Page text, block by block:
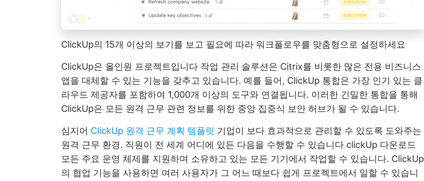
ClickUp의 15개 이상의 보기를 보고 필요에 따라 워크플로우를 맞춤형으로 설정하세요
ClickUp은 올인원 프로젝트입니다 작업 관리 솔루션은 Citrix를 비롯한 많은 전용 비즈니스
앱을 대체할 수 있는 기능을 갖추고 있습니다. 예를 들어, ClickUp 통합은 가장 인기 있는 클
라우드 제공자를 포함하여 1,000개 이상의 도구와 연결됩니다. 이러한 긴밀한 통합을 통해
ClickUp은 모든 원격 근무 관련 정보를 위한 중앙 집중식 보안 허브가 될 수 있습니다.
심지어 ClickUp 원격 근무 계획 템플릿 기업이 보다 효과적으로 관리할 수 있도록 도와주는
원격 근무 환경. 직원이 전 세계 어디에 있든 다음을 수행할 수 있습니다 clickUp 다운로드
모든 주요 운영 체제를 지원하며 소유하고 있는 모든 기기에서 작업할 수 있습니다. ClickUp
의 협업 기능을 사용하면 여러 사용자가 그 어느 때보다 쉽게 프로젝트에서 일할 수 있습니